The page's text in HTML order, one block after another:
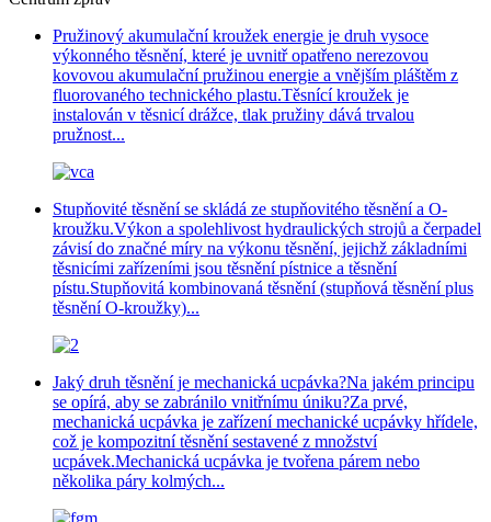
Pružinový akumulační kroužek energie je druh vysoce
výkonného těsnění, které je uvnitř opatřeno nerezovou
kovovou akumulační pružinou energie a vnějším pláštěm z
fluorovaného technického plastu.Těsnící kroužek je
instalován v těsnicí drážce, tlak pružiny dává trvalou
pružnost...
Stupňovité těsnění se skládá ze stupňovitého těsnění a O-
kroužku.Výkon a spolehlivost hydraulických strojů a čerpadel
závisí do značné míry na výkonu těsnění, jejichž základními
těsnicími zařízeními jsou těsnění pístnice a těsnění
pístu.Stupňovitá kombinovaná těsnění (stupňová těsnění plus
těsnění O-kroužky)...
Jaký druh těsnění je mechanická ucpávka?Na jakém principu
se opírá, aby se zabránilo vnitřnímu úniku?Za prvé,
mechanická ucpávka je zařízení mechanické ucpávky hřídele,
což je kompozitní těsnění sestavené z množství
ucpávek.Mechanická ucpávka je tvořena párem nebo
několika páry kolmých...